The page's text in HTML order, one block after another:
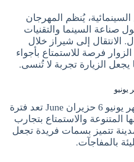
يُنظم المهرجان
السينما والتقنيات
الانتقال إلى شيراز خلال
فرصة للاستمتاع بأجواء
يجعل الزيارة تجربة لا تُنسى.
السياحة في إيران شهر يونيو 6 حزيران June تعد فترة
المتنوعة والاستمتاع بتجارب
تتميز بسمات فريدة تجعل
بالمفاجآت.